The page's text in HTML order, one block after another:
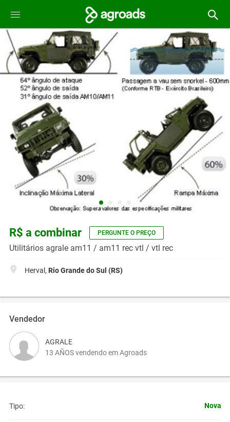
R$ a combinar PERGUNTE O PREÇO
Utilitários agrale am11 / am11 rec vtl / vtl rec
Herval, Rio Grande do Sul (RS)
Vendedor
AGRALE
13 AÑOS vendendo em Agroads
Tipo: Nova